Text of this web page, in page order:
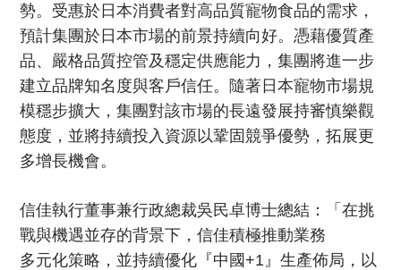
勢。受惠於日本消費者對高品質寵物食品的需求，
預計集團於日本市場的前景持續向好。憑藉優質產
品、嚴格品質控管及穩定供應能力，集團將進一步
建立品牌知名度與客戶信任。隨著日本寵物市場規
模穩步擴大，集團對該市場的長遠發展持審慎樂觀
態度，並將持續投入資源以鞏固競爭優勢，拓展更
多增長機會。
信佳執行董事兼行政總裁吳民卓博士總結：「在挑
戰與機遇並存的背景下，信佳積極推動業務
多元化策略，並持續優化『中國+1』生產佈局，以